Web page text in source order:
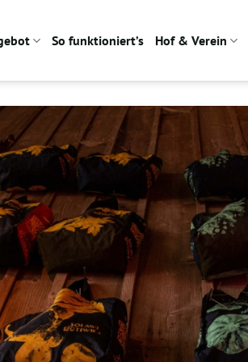
So funktioniert’s Hof & Verein